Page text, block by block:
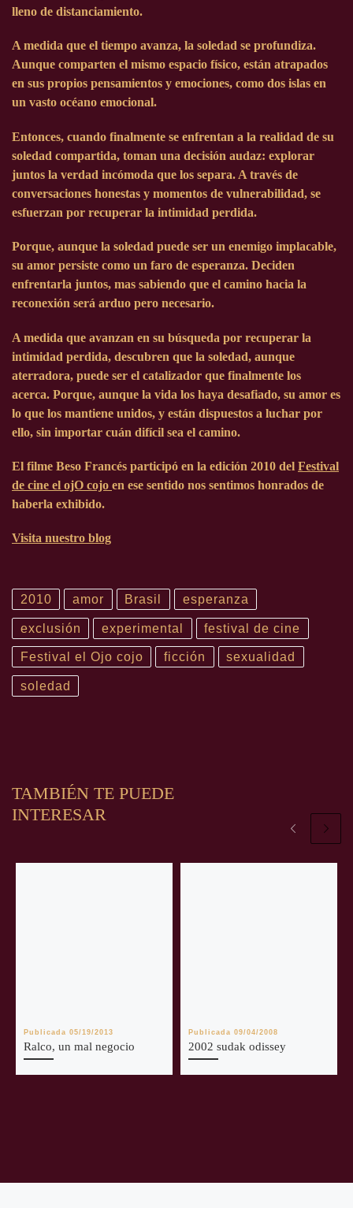
lleno de distanciamiento.
A medida que el tiempo avanza, la soledad se profundiza.
Aunque comparten el mismo espacio físico, están atrapados
en sus propios pensamientos y emociones, como dos islas en
un vasto océano emocional.
Entonces, cuando finalmente se enfrentan a la realidad de su
soledad compartida, toman una decisión audaz: explorar
juntos la verdad incómoda que los separa. A través de
conversaciones honestas y momentos de vulnerabilidad, se
esfuerzan por recuperar la intimidad perdida.
Porque, aunque la soledad puede ser un enemigo implacable,
su amor persiste como un faro de esperanza. Deciden
enfrentarla juntos, mas sabiendo que el camino hacia la
reconexión será arduo pero necesario.
A medida que avanzan en su búsqueda por recuperar la
intimidad perdida, descubren que la soledad, aunque
aterradora, puede ser el catalizador que finalmente los
acerca. Porque, aunque la vida los haya desafiado, su amor es
lo que los mantiene unidos, y están dispuestos a luchar por
ello, sin importar cuán difícil sea el camino.
El filme Beso Francés participó en la edición 2010 del Festival
de cine el ojO cojo en ese sentido nos sentimos honrados de
haberla exhibido.
Visita nuestro blog
2010 amor Brasil esperanza
exclusión experimental festival de cine
Festival el Ojo cojo ficción sexualidad
soledad
TAMBIÉN TE PUEDE
INTERESAR
Publicada05/19/2013
Ralco, un mal negocio
Publicada09/04/2008
2002 sudak odissey